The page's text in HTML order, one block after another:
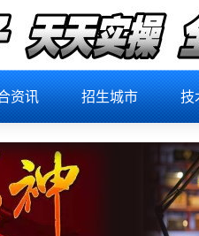
资讯 招生城市 技